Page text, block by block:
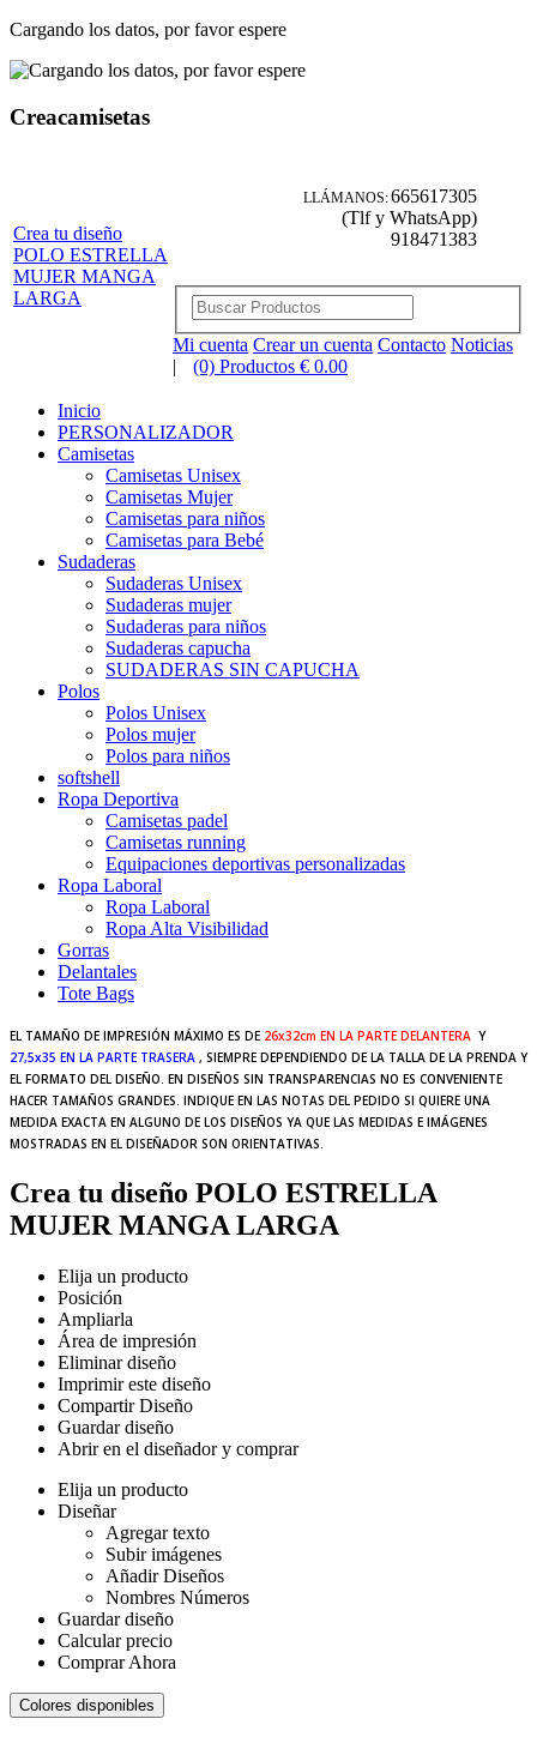
Cargando los datos, por favor espere
Creacamisetas
Crea tu diseño
POLO ESTRELLA
MUJER MANGA
LARGA
LLÁMANOS:665617305
(Tlf y WhatsApp)
918471383
Mi cuenta Crear un cuenta Contacto Noticias
|
(0) Productos € 0.00
Inicio
PERSONALIZADOR
Camisetas
Camisetas Unisex
Camisetas Mujer
Camisetas para niños
Camisetas para Bebé
Sudaderas
Sudaderas Unisex
Sudaderas mujer
Sudaderas para niños
Sudaderas capucha
SUDADERAS SIN CAPUCHA
Polos
Polos Unisex
Polos mujer
Polos para niños
softshell
Ropa Deportiva
Camisetas padel
Camisetas running
Equipaciones deportivas personalizadas
Ropa Laboral
Ropa Laboral
Ropa Alta Visibilidad
Gorras
Delantales
Tote Bags
EL TAMAÑO DE IMPRESIÓN MÁXIMO ES DE 26x32cm EN LA PARTE DELANTERA Y
27,5x35 EN LA PARTE TRASERA , SIEMPRE DEPENDIENDO DE LA TALLA DE LA PRENDA Y
EL FORMATO DEL DISEÑO. EN DISEÑOS SIN TRANSPARENCIAS NO ES CONVENIENTE
HACER TAMAÑOS GRANDES. INDIQUE EN LAS NOTAS DEL PEDIDO SI QUIERE UNA
MEDIDA EXACTA EN ALGUNO DE LOS DISEÑOS YA QUE LAS MEDIDAS E IMÁGENES
MOSTRADAS EN EL DISEÑADOR SON ORIENTATIVAS.
Crea tu diseño POLO ESTRELLA
MUJER MANGA LARGA
Elija un producto
Posición
Ampliarla
Área de impresión
Eliminar diseño
Imprimir este diseño
Compartir Diseño
Guardar diseño
Abrir en el diseñador y comprar
Elija un producto
Diseñar
Agregar texto
Subir imágenes
Añadir Diseños
Nombres Números
Guardar diseño
Calcular precio
Comprar Ahora
Colores disponibles